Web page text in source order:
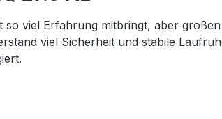
viel Erfahrung mitbringt, aber
viel Sicherheit und stabile